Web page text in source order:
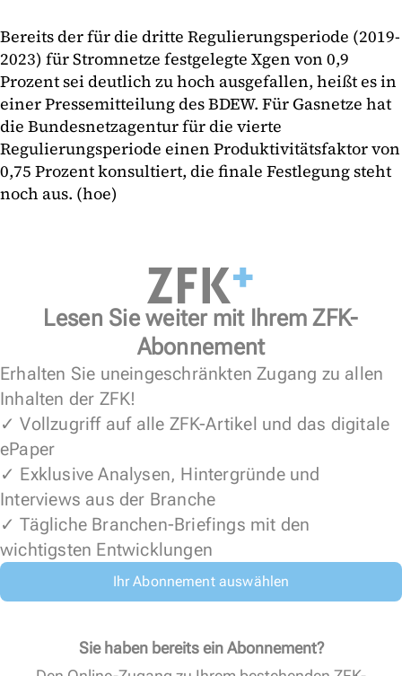
Bereits der für die dritte Regulierungsperiode (2019-
2023) für Stromnetze festgelegte Xgen von 0,9
Prozent sei deutlich zu hoch ausgefallen, heißt es in
einer Pressemitteilung des BDEW. Für Gasnetze hat
die Bundesnetzagentur für die vierte
Regulierungsperiode einen Produktivitätsfaktor von
0,75 Prozent konsultiert, die finale Festlegung steht
noch aus. (hoe)
Lesen Sie weiter mit Ihrem ZFK-
Abonnement
Erhalten Sie uneingeschränkten Zugang zu allen
Inhalten der ZFK!
✓ Vollzugriff auf alle ZFK-Artikel und das digitale
ePaper
✓ Exklusive Analysen, Hintergründe und
Interviews aus der Branche
✓ Tägliche Branchen-Briefings mit den
wichtigsten Entwicklungen
Ihr Abonnement auswählen
Sie haben bereits ein Abonnement?